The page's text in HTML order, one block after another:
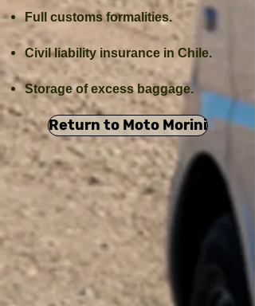
Full customs formalities.
Civil liability insurance in Chile.
Storage of excess baggage.
Return to Moto Morini